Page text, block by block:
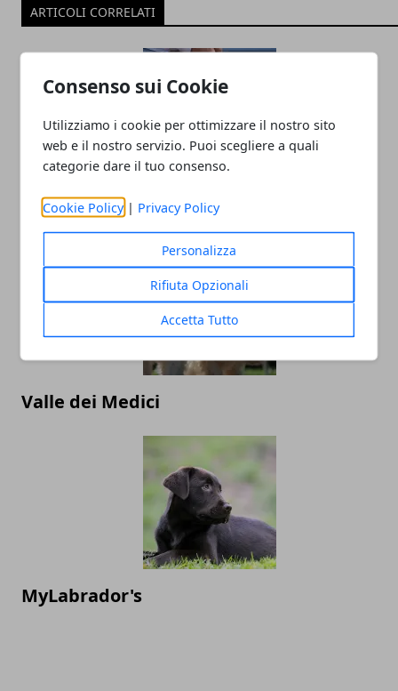
Consenso sui Cookie
Utilizziamo i cookie per ottimizzare il nostro sito
web e il nostro servizio. Puoi scegliere a quali
categorie dare il tuo consenso.
Cookie Policy | Privacy Policy
Personalizza
Rifiuta Opzionali
Accetta Tutto
ARTICOLI CORRELATI
Casa dei Wescot
Valle dei Medici
MyLabrador's